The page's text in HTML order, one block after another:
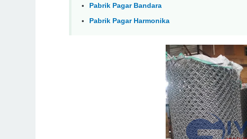
Pabrik Pagar Bandara
Pabrik Pagar Harmonika